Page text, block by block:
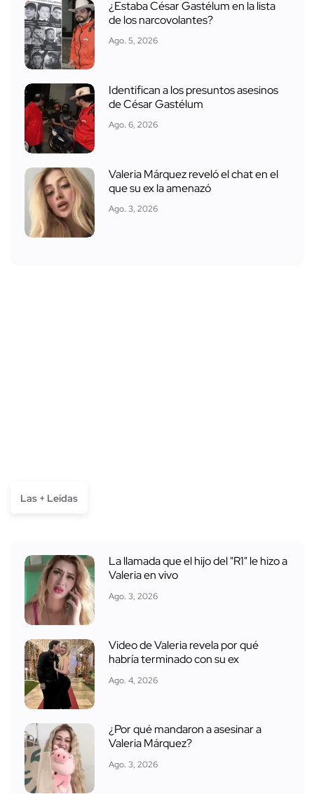
¿Estaba César Gastélum en la lista
de los narcovolantes?
Ago. 5, 2026
Identifican a los presuntos asesinos
de César Gastélum
Ago. 6, 2026
Valeria Márquez reveló el chat en el
que su ex la amenazó
Ago. 3, 2026
Las + Leídas
La llamada que el hijo del "R1" le hizo a
Valeria en vivo
Ago. 3, 2026
Video de Valeria revela por qué
habría terminado con su ex
Ago. 4, 2026
¿Por qué mandaron a asesinar a
Valeria Márquez?
Ago. 3, 2026